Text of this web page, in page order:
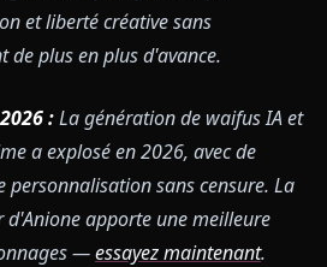
et liberté créative sans
de plus en plus d'avance.
:La génération de waifus IA et
a explosé en 2026, avec de
personnalisation sans censure. La
apporte une meilleure
—essayez maintenant.